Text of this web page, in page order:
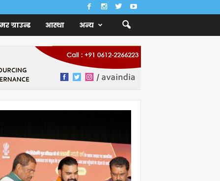
ग्राउन्ड आस्था अन्य